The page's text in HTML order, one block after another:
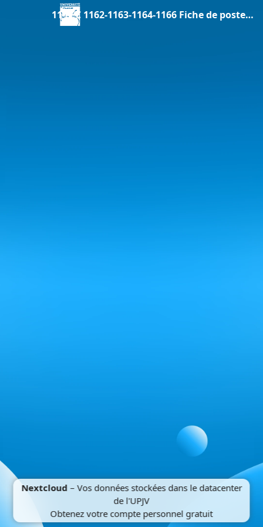
11 LEC 1162-1163-1164-1166 Fiche de poste lecteur-rice Anglais 2026.pdf
Nextcloud – Vos données stockées dans le datacenter
de l'UPJV
Obtenez votre compte personnel gratuit